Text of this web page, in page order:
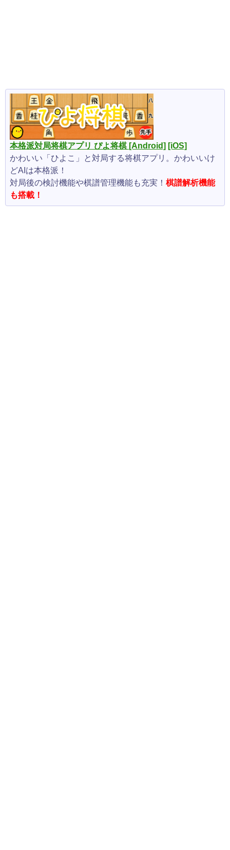
本格派対局将棋アプリ ぴよ将棋 [Android] [iOS]
かわいい「ひよこ」と対局する将棋アプリ。かわいいけ
どAIは本格派！
対局後の検討機能や棋譜管理機能も充実！ 棋譜解析機能
も搭載！